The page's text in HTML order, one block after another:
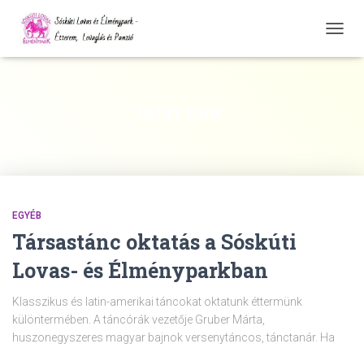
EGYÉB
Társastánc oktatás a Sóskúti
Lovas- és Élményparkban
Klasszikus és latin-amerikai táncokat oktatunk éttermünk
különtermében. A táncórák vezetője Gruber Márta,
huszonegyszeres magyar bajnok versenytáncos, tánctanár. Ha